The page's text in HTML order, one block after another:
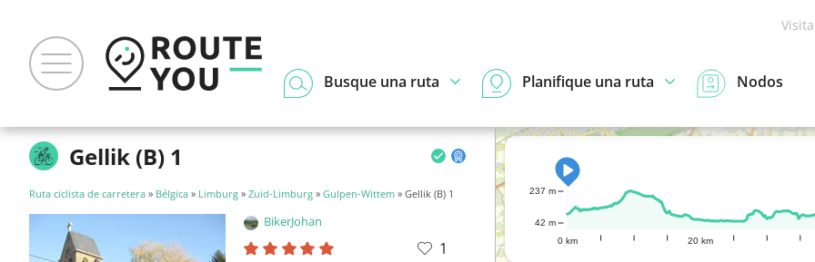
Busque una ruta Planifique una ruta Nodos
Gellik (B) 1
Ruta ciclista de carretera » Bélgica » Limburg » Zuid-Limburg » Gulpen-Wittem » Gellik (B) 1
BikerJohan
1 0 km 20 km
42 m
237 m